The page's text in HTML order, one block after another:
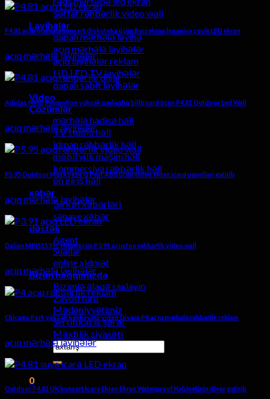
şəffaf rəhbərlik video wall
Layihələr
qapalı mərhələ layihə
açıq mərhələ layihələr
açıq layihələr reklam
HD LED TV layihələr
qapalı sabit layihələr
Video
Çözümlər
mərhələ hadisə həll
TV studio həll
idman rəhbərlik həll
mobil yük maşını həll
kommersiya rəhbərlik həll
ön giriş həll
xəbər
Şirkət xəbərləri
sənaye xəbər
dəstək
Agent
Suallar
online xidmət
Bizim haqqımızda
Bizimlə əlaqə saxlayın
Zavod turu
Mədəniyyətimiz
Sertifikat & şərəf
Məxfilik siyasəti
Axtarmaq:
0
P4.81 açıq mərhələ konsert diskoteka üçün Barcelona İspaniya çevik LED ekran
açıq mərhələ layihələr
Adidas NMD Promotion yüksək parlaqlıq billboard üçün P4.81 Outdoor Led Wall
açıq mərhələ layihələr
P5.95 Outdoor Muskogee G Fest ABŞ üçün video ekran icarə panelləri gətirib
açıq mərhələ layihələr
Dalian MBI5153 IC ekran üçün P3.91 açıq fon rəhbərlik video wall
açıq mərhələ layihələr
Chicago Park yüksək keyfiyyətli video Divara P4 açıq mərhələ rəhbərlik reklam
açıq mərhələ layihələr
Outdoor P4.81 UK konsert İcarə Ekran Ekran Waterproof Kabinetinin divar gətirib